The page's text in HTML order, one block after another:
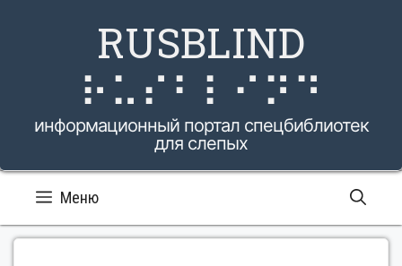
RUSBLIND
⠗⠥⠎⠃⠇⠊⠝⠙
информационный портал спецбиблиотек
для слепых
Меню